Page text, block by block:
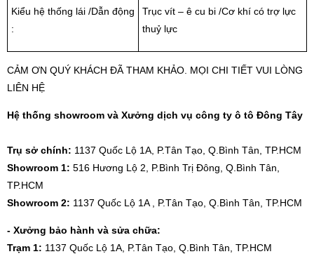
Kiểu hệ thống lái /Dẫn động
:
Trục vít – ê cu bi /Cơ khí có trợ lực
thuỷ lực
CẢM ƠN QUÝ KHÁCH ĐÃ THAM KHẢO. MỌI CHI TIẾT VUI LÒNG
LIÊN HỆ
Hệ thống showroom và Xưởng dịch vụ công ty ô tô Đông Tây
Trụ sở chính: 1137 Quốc Lộ 1A, P.Tân Tạo, Q.Bình Tân, TP.HCM
Showroom 1: 516 Hương Lộ 2, P.Bình Trị Đông, Q.Bình Tân,
TP.HCM
Showroom 2: 1137 Quốc Lộ 1A , P.Tân Tạo, Q.Bình Tân, TP.HCM
- Xưởng bảo hành và sửa chữa:
Trạm 1: 1137 Quốc Lộ 1A, P.Tân Tạo, Q.Bình Tân, TP.HCM